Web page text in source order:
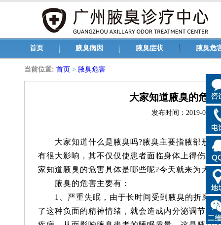
首页 腋臭病因 腋臭症状 腋臭危
当前位置: 首页 > 腋臭危害
大家知道腋臭的危害
发布时间：2019-05-31
大家知道什么是腋臭吗?腋臭主要指腋部形成
有很大影响，其不仅仅使患者面临身体上得伤害
家知道腋臭的危害具体是哪些呢?今天就来为大
腋臭的危害主要有：
1、严重失眠，由于长时间受到腋臭的折磨，
了这种负面的精神情绪，就会造成内分泌调节和